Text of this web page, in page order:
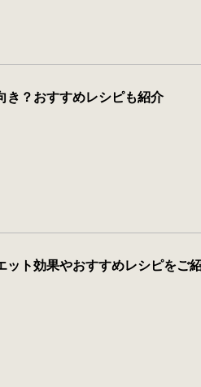
き？おすすめレシピも紹介
ト効果やおすすめレシピをご